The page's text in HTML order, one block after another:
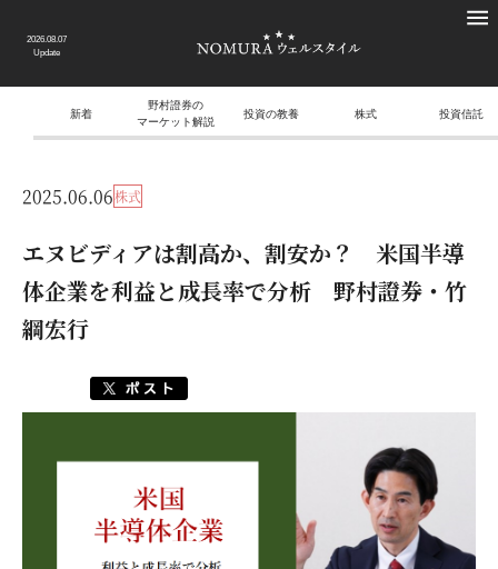
2026.08.07
Update
新着
野村證券の
マーケット解説
投資の教養 株式 投資信託
2025.06.06株式
エヌビディアは割高か、割安か？ 米国半導
体企業を利益と成長率で分析 野村證券・竹
綱宏行